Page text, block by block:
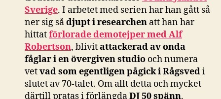
Sverige. I arbetet med serien har han gått så
ner sig sådjupt i researchen att han har
hittatförlorade demotejper med Alf
Robertson, blivitattackerad av onda
fåglar i en övergiven studio och numera
vetvad som egentligen pågick i Rågsvedi
slutet av 70-talet. Om allt detta och mycket
därtill pratas i förlängdaDJ 50 spänn.